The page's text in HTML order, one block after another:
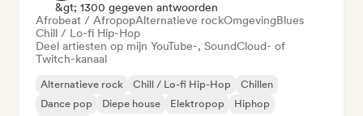
&gt; 1300 gegeven antwoorden
Afrobeat / AfropopAlternatieve rockOmgevingBlues
Chill / Lo-fi Hip-Hop
Deel artiesten op mijn YouTube-, SoundCloud- of
Twitch-kanaal
Alternatieve rock Chill / Lo-fi Hip-Hop
Chillen
Dance pop
Diepe house Elektropop
Hiphop